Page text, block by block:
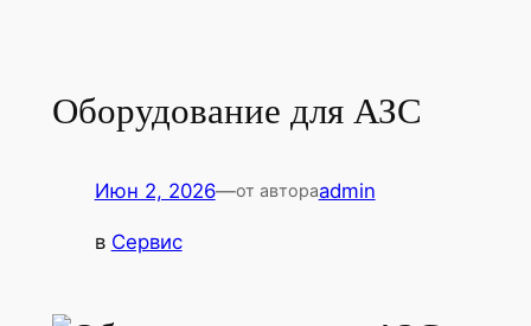
Оборудование для АЗС
Июн 2, 2026—от автораadmin
в Сервис